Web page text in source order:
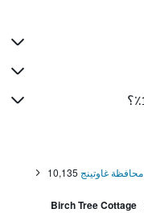
محافظة غاوتينج 10,135
Birch Tree Cottage